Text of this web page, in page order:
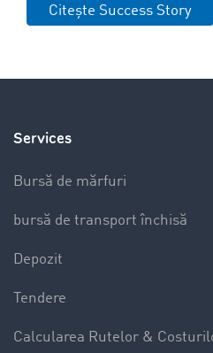
Citește Success Story
Services
Bursă de mărfuri
bursă de transport închisă
Depozit
Tendere
Calcularea Rutelor &